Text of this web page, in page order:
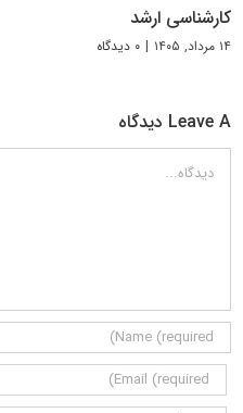
کارشناسی ارشد
۱۴ مرداد, ۱۴۰۵ | ۰ دیدگاه
Leave A دیدگاه
دیدگاه